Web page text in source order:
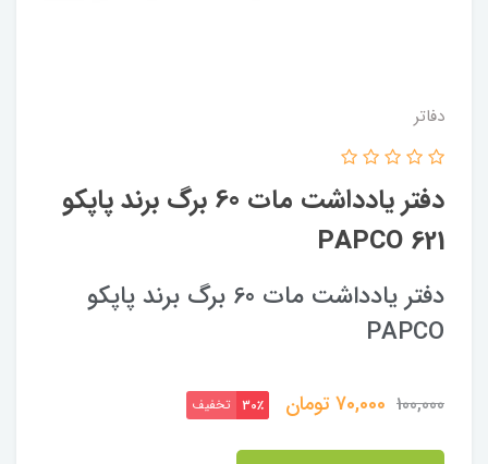
دفاتر
دفتر یادداشت مات 60 برگ برند پاپکو
PAPCO 621
دفتر یادداشت مات 60 برگ برند پاپکو
PAPCO
100,000
70,000تومان 30٪ تخفیف